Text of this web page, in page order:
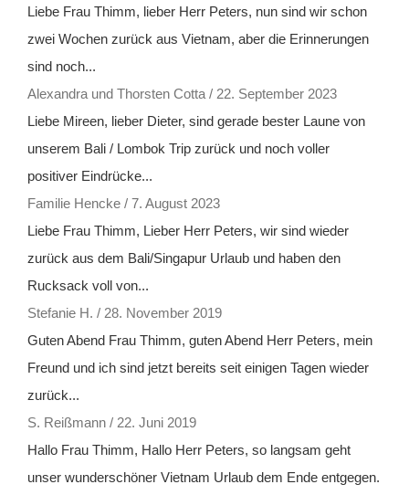
Liebe Frau Thimm, lieber Herr Peters, nun sind wir schon
zwei Wochen zurück aus Vietnam, aber die Erinnerungen
sind noch...
Alexandra und Thorsten Cotta / 22. September 2023
Liebe Mireen, lieber Dieter, sind gerade bester Laune von
unserem Bali / Lombok Trip zurück und noch voller
positiver Eindrücke...
Familie Hencke / 7. August 2023
Liebe Frau Thimm, Lieber Herr Peters, wir sind wieder
zurück aus dem Bali/Singapur Urlaub und haben den
Rucksack voll von...
Stefanie H. / 28. November 2019
Guten Abend Frau Thimm, guten Abend Herr Peters, mein
Freund und ich sind jetzt bereits seit einigen Tagen wieder
zurück...
S. Reißmann / 22. Juni 2019
Hallo Frau Thimm, Hallo Herr Peters, so langsam geht
unser wunderschöner Vietnam Urlaub dem Ende entgegen.